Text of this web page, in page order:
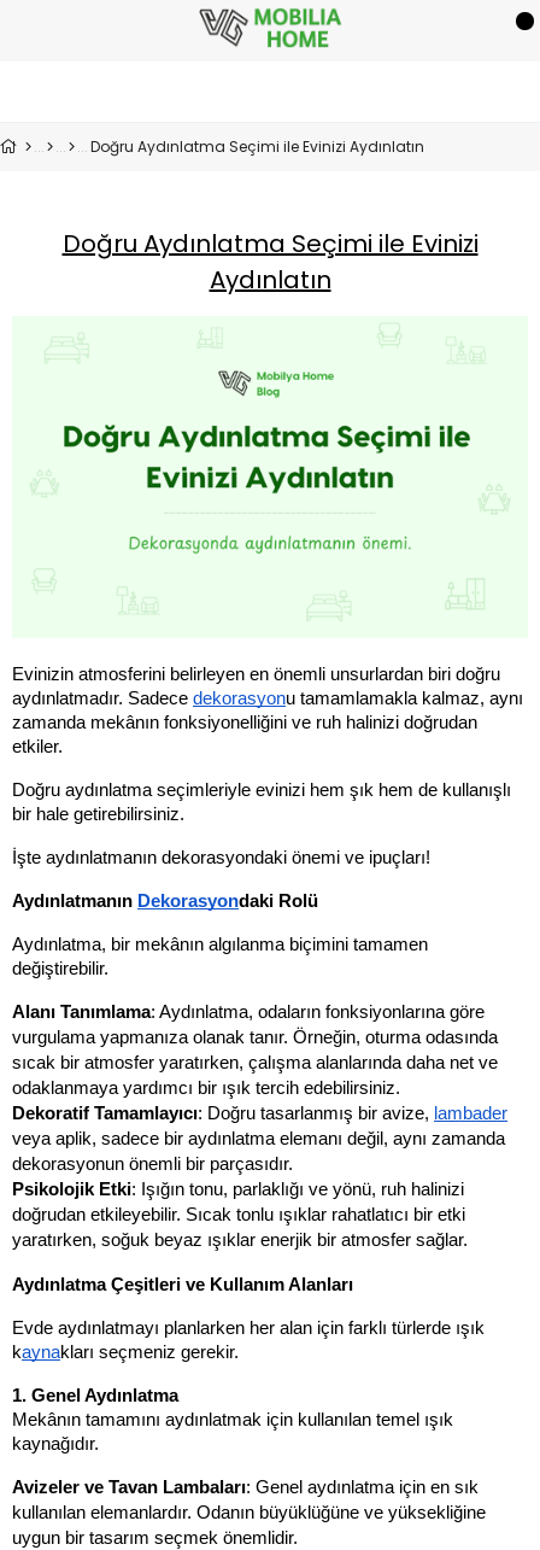
Doğru Aydınlatma Seçimi ile Evinizi Aydınlatın
Doğru Aydınlatma Seçimi ile Evinizi
Aydınlatın
Evinizin atmosferini belirleyen en önemli unsurlardan biri doğru
aydınlatmadır. Sadece dekorasyonu tamamlamakla kalmaz, aynı
zamanda mekânın fonksiyonelliğini ve ruh halinizi doğrudan
etkiler.
Doğru aydınlatma seçimleriyle evinizi hem şık hem de kullanışlı
bir hale getirebilirsiniz.
İşte aydınlatmanın dekorasyondaki önemi ve ipuçları!
Aydınlatmanın Dekorasyondaki Rolü
Aydınlatma, bir mekânın algılanma biçimini tamamen
değiştirebilir.
Alanı Tanımlama: Aydınlatma, odaların fonksiyonlarına göre
vurgulama yapmanıza olanak tanır. Örneğin, oturma odasında
sıcak bir atmosfer yaratırken, çalışma alanlarında daha net ve
odaklanmaya yardımcı bir ışık tercih edebilirsiniz.
Dekoratif Tamamlayıcı: Doğru tasarlanmış bir avize, lambader
veya aplik, sadece bir aydınlatma elemanı değil, aynı zamanda
dekorasyonun önemli bir parçasıdır.
Psikolojik Etki: Işığın tonu, parlaklığı ve yönü, ruh halinizi
doğrudan etkileyebilir. Sıcak tonlu ışıklar rahatlatıcı bir etki
yaratırken, soğuk beyaz ışıklar enerjik bir atmosfer sağlar.
Aydınlatma Çeşitleri ve Kullanım Alanları
Evde aydınlatmayı planlarken her alan için farklı türlerde ışık
kaynakları seçmeniz gerekir.
1. Genel Aydınlatma
Mekânın tamamını aydınlatmak için kullanılan temel ışık
kaynağıdır.
Avizeler ve Tavan Lambaları: Genel aydınlatma için en sık
kullanılan elemanlardır. Odanın büyüklüğüne ve yüksekliğine
uygun bir tasarım seçmek önemlidir.